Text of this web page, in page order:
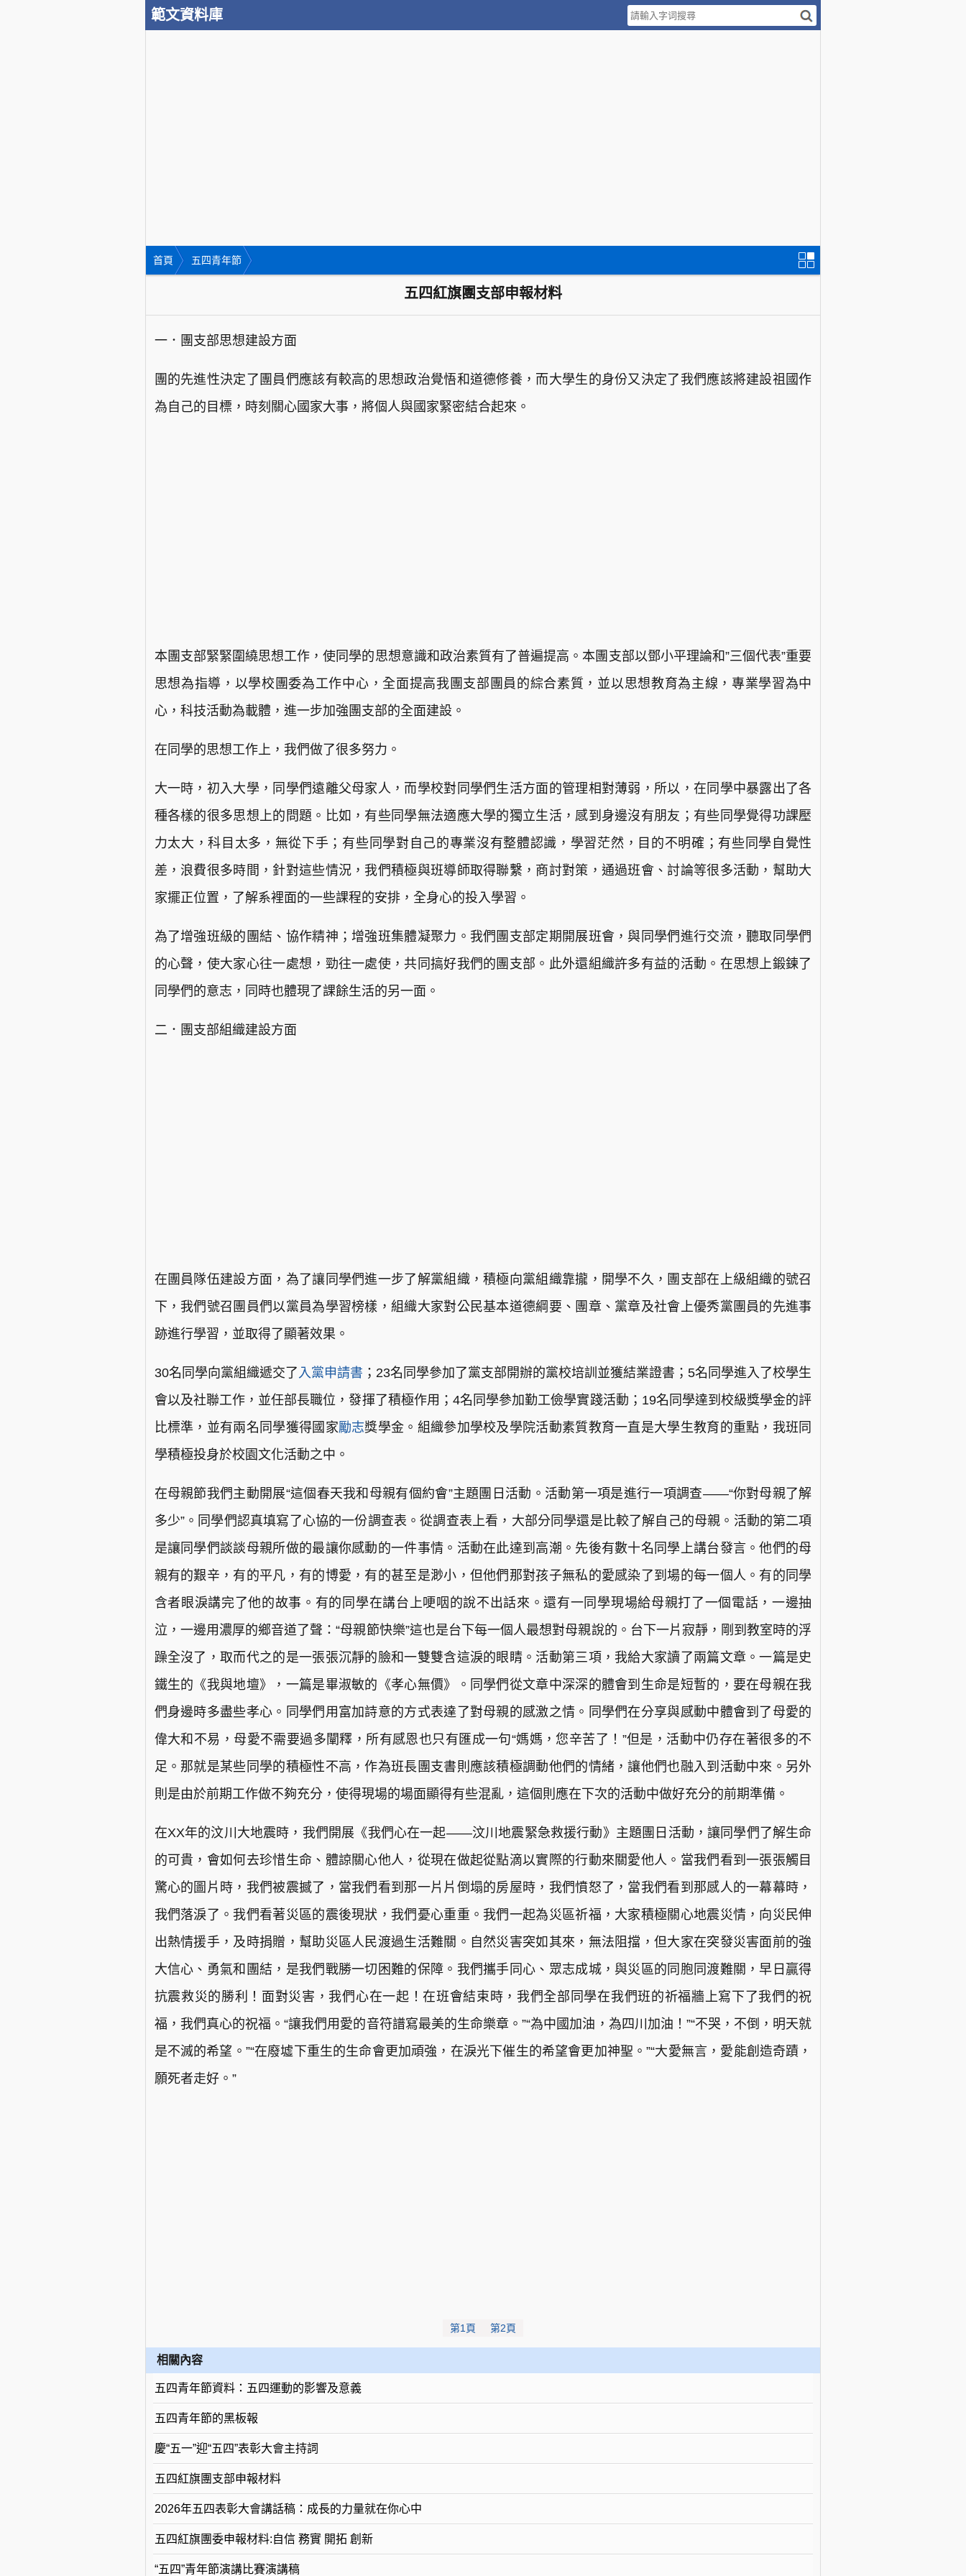
範文資料庫
首頁 五四青年節
五四紅旗團支部申報材料
一．團支部思想建設方面
團的先進性決定了團員們應該有較高的思想政治覺悟和道德修養，而大學生的身份又決定了我們應該將建設祖國作
為自己的目標，時刻關心國家大事，將個人與國家緊密結合起來。
本團支部緊緊圍繞思想工作，使同學的思想意識和政治素質有了普遍提高。本團支部以鄧小平理論和”三個代表”重要
思想為指導，以學校團委為工作中心，全面提高我團支部團員的綜合素質，並以思想教育為主線，專業學習為中
心，科技活動為載體，進一步加強團支部的全面建設。
在同學的思想工作上，我們做了很多努力。
大一時，初入大學，同學們遠離父母家人，而學校對同學們生活方面的管理相對薄弱，所以，在同學中暴露出了各
種各樣的很多思想上的問題。比如，有些同學無法適應大學的獨立生活，感到身邊沒有朋友；有些同學覺得功課壓
力太大，科目太多，無從下手；有些同學對自己的專業沒有整體認識，學習茫然，目的不明確；有些同學自覺性
差，浪費很多時間，針對這些情況，我們積極與班導師取得聯繫，商討對策，通過班會、討論等很多活動，幫助大
家擺正位置，了解系裡面的一些課程的安排，全身心的投入學習。
為了增強班級的團結、協作精神；增強班集體凝聚力。我們團支部定期開展班會，與同學們進行交流，聽取同學們
的心聲，使大家心往一處想，勁往一處使，共同搞好我們的團支部。此外還組織許多有益的活動。在思想上鍛鍊了
同學們的意志，同時也體現了課餘生活的另一面。
二．團支部組織建設方面
在團員隊伍建設方面，為了讓同學們進一步了解黨組織，積極向黨組織靠攏，開學不久，團支部在上級組織的號召
下，我們號召團員們以黨員為學習榜樣，組織大家對公民基本道德綱要、團章、黨章及社會上優秀黨團員的先進事
跡進行學習，並取得了顯著效果。
30名同學向黨組織遞交了入黨申請書 ；23名同學參加了黨支部開辦的黨校培訓並獲結業證書；5名同學進入了校學生
會以及社聯工作，並任部長職位，發揮了積極作用；4名同學參加勤工儉學實踐活動；19名同學達到校級獎學金的評
比標準，並有兩名同學獲得國家勵志獎學金。組織參加學校及學院活動素質教育一直是大學生教育的重點，我班同
學積極投身於校園文化活動之中。
在母親節我們主動開展“這個春天我和母親有個約會”主題團日活動。活動第一項是進行一項調查——“你對母親了解
多少”。同學們認真填寫了心協的一份調查表。從調查表上看，大部分同學還是比較了解自己的母親。活動的第二項
是讓同學們談談母親所做的最讓你感動的一件事情。活動在此達到高潮。先後有數十名同學上講台發言。他們的母
親有的艱辛，有的平凡，有的博愛，有的甚至是渺小，但他們那對孩子無私的愛感染了到場的每一個人。有的同學
含者眼淚講完了他的故事。有的同學在講台上哽咽的說不出話來。還有一同學現場給母親打了一個電話，一邊抽
泣，一邊用濃厚的鄉音道了聲：“母親節快樂”這也是台下每一個人最想對母親說的。台下一片寂靜，剛到教室時的浮
躁全沒了，取而代之的是一張張沉靜的臉和一雙雙含這淚的眼睛。活動第三項，我給大家讀了兩篇文章。一篇是史
鐵生的《我與地壇》，一篇是畢淑敏的《孝心無價》。同學們從文章中深深的體會到生命是短暫的，要在母親在我
們身邊時多盡些孝心。同學們用富加詩意的方式表達了對母親的感激之情。同學們在分享與感動中體會到了母愛的
偉大和不易，母愛不需要過多闡釋，所有感恩也只有匯成一句“媽媽，您辛苦了！”但是，活動中仍存在著很多的不
足。那就是某些同學的積極性不高，作為班長團支書則應該積極調動他們的情緒，讓他們也融入到活動中來。另外
則是由於前期工作做不夠充分，使得現場的場面顯得有些混亂，這個則應在下次的活動中做好充分的前期準備。
在XX年的汶川大地震時，我們開展《我們心在一起——汶川地震緊急救援行動》主題團日活動，讓同學們了解生命
的可貴，會如何去珍惜生命、體諒關心他人，從現在做起從點滴以實際的行動來關愛他人。當我們看到一張張觸目
驚心的圖片時，我們被震撼了，當我們看到那一片片倒塌的房屋時，我們憤怒了，當我們看到那感人的一幕幕時，
我們落淚了。我們看著災區的震後現狀，我們憂心重重。我們一起為災區祈福，大家積極關心地震災情，向災民伸
出熱情援手，及時捐贈，幫助災區人民渡過生活難關。自然災害突如其來，無法阻擋，但大家在突發災害面前的強
大信心、勇氣和團結，是我們戰勝一切困難的保障。我們攜手同心、眾志成城，與災區的同胞同渡難關，早日贏得
抗震救災的勝利！面對災害，我們心在一起！在班會結束時，我們全部同學在我們班的祈福牆上寫下了我們的祝
福，我們真心的祝福。“讓我們用愛的音符譜寫最美的生命樂章。”“為中國加油，為四川加油！”“不哭，不倒，明天就
是不滅的希望。”“在廢墟下重生的生命會更加頑強，在淚光下催生的希望會更加神聖。”“大愛無言，愛能創造奇蹟，
願死者走好。”
第1頁 第2頁
相關內容
五四青年節資料：五四運動的影響及意義
五四青年節的黑板報
慶“五一”迎“五四”表彰大會主持詞
五四紅旗團支部申報材料
2026年五四表彰大會講話稿：成長的力量就在你心中
五四紅旗團委申報材料:自信 務實 開拓 創新
“五四”青年節演講比賽演講稿